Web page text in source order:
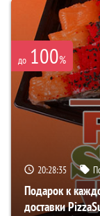
до 100%
20:28:35
Подарок к
доставки